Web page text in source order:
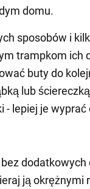
domu.
sposobów i
trampkom ich
buty do
lub
- lepiej je wyprać
ją okrężnymi